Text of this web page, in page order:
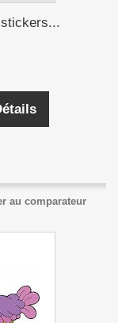
au comparateur